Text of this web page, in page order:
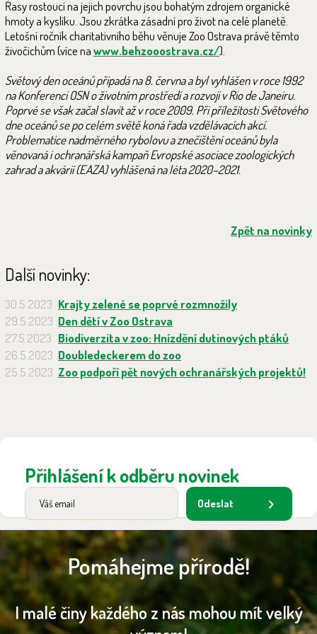
Řasy rostoucí na jejich povrchu jsou bohatým zdrojem organické
hmoty a kyslíku. Jsou zkrátka zásadní pro život na celé planetě.
Letošní ročník charitativního běhu věnuje Zoo Ostrava právě těmto
živočichům (více nawww.behzooostrava.cz/).
Světový den oceánů připadá na 8. června a byl vyhlášen v roce 1992
na Konferenci OSN o životním prostředí a rozvoji v Rio de Janeiru.
Poprvé se však začal slavit až v roce 2009. Při příležitosti Světového
dne oceánů se po celém světě koná řada vzdělávacích akcí.
Problematice nadměrného rybolovu a znečištění oceánů byla
věnovaná i ochranářská kampaň Evropské asociace zoologických
zahrad a akvárií (EAZA) vyhlášená na léta 2020–2021.
Zpět na novinky
Další novinky:
30.5.2023 Krajty zelené se poprvé rozmnožily
29.5.2023 Den dětí v Zoo Ostrava
27.5.2023 Biodiverzita v zoo: Hnízdění dutinových ptáků
26.5.2023 Doubledeckerem do zoo
25.5.2023 Zoo podpoří pět nových ochranářských projektů!
Přihlášení k odběru novinek
Odeslat
Pomáhejme přírodě!
I malé činy každého z nás mohou mít velký